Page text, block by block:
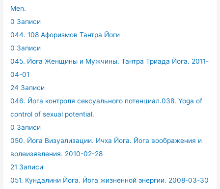
Men.
0 Записи
044. 108 Афоризмов Тантра Йоги
0 Записи
045. Йога Женщины и Мужчины. Тантра Триада Йога. 2011-
04-01
24 Записи
046. Йога контроля сексуального потенциал.038. Yoga of
control of sexual potential.
0 Записи
050. Йога Визуализации. Ичха Йога. Йога воображения и
волеизявления. 2010-02-28
21 Записи
051. Кундалини Йога. Йога жизненной энергии. 2008-03-30